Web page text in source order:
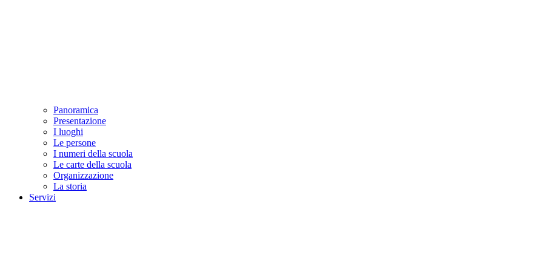
Panoramica
Presentazione
I luoghi
Le persone
I numeri della scuola
Le carte della scuola
Organizzazione
La storia
Servizi